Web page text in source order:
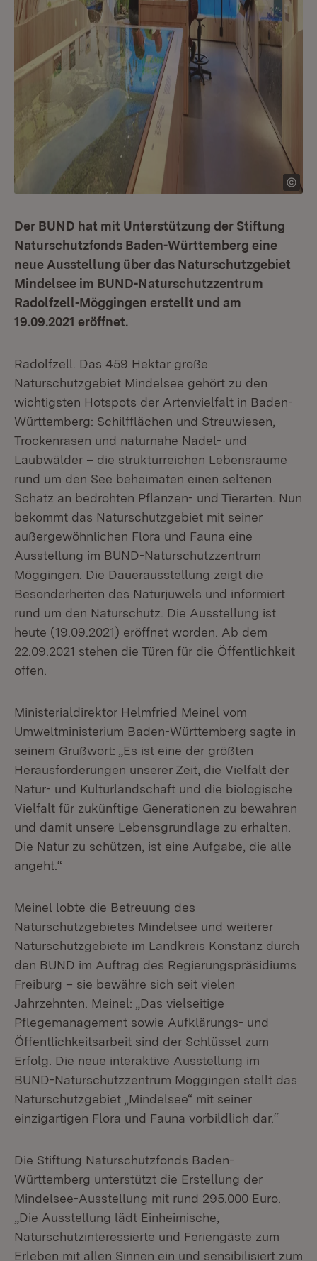
Der BUND hat mit Unterstützung der Stiftung
Naturschutzfonds Baden-Württemberg eine
neue Ausstellung über das Naturschutzgebiet
Mindelsee im BUND-Naturschutzzentrum
Radolfzell-Möggingen erstellt und am
19.09.2021 eröffnet.
Radolfzell. Das 459 Hektar große
Naturschutzgebiet Mindelsee gehört zu den
wichtigsten Hotspots der Artenvielfalt in Baden-
Württemberg: Schilfflächen und Streuwiesen,
Trockenrasen und naturnahe Nadel- und
Laubwälder – die strukturreichen Lebensräume
rund um den See beheimaten einen seltenen
Schatz an bedrohten Pflanzen- und Tierarten. Nun
bekommt das Naturschutzgebiet mit seiner
außergewöhnlichen Flora und Fauna eine
Ausstellung im BUND-Naturschutzzentrum
Möggingen. Die Dauerausstellung zeigt die
Besonderheiten des Naturjuwels und informiert
rund um den Naturschutz. Die Ausstellung ist
heute (19.09.2021) eröffnet worden. Ab dem
22.09.2021 stehen die Türen für die Öffentlichkeit
offen.
Ministerialdirektor Helmfried Meinel vom
Umweltministerium Baden-Württemberg sagte in
seinem Grußwort: „Es ist eine der größten
Herausforderungen unserer Zeit, die Vielfalt der
Natur- und Kulturlandschaft und die biologische
Vielfalt für zukünftige Generationen zu bewahren
und damit unsere Lebensgrundlage zu erhalten.
Die Natur zu schützen, ist eine Aufgabe, die alle
angeht.“
Meinel lobte die Betreuung des
Naturschutzgebietes Mindelsee und weiterer
Naturschutzgebiete im Landkreis Konstanz durch
den BUND im Auftrag des Regierungspräsidiums
Freiburg – sie bewähre sich seit vielen
Jahrzehnten. Meinel: „Das vielseitige
Pflegemanagement sowie Aufklärungs- und
Öffentlichkeitsarbeit sind der Schlüssel zum
Erfolg. Die neue interaktive Ausstellung im
BUND-Naturschutzzentrum Möggingen stellt das
Naturschutzgebiet „Mindelsee“ mit seiner
einzigartigen Flora und Fauna vorbildlich dar.“
Die Stiftung Naturschutzfonds Baden-
Württemberg unterstützt die Erstellung der
Mindelsee-Ausstellung mit rund 295.000 Euro.
„Die Ausstellung lädt Einheimische,
Naturschutzinteressierte und Feriengäste zum
Erleben mit allen Sinnen ein und sensibilisiert zum